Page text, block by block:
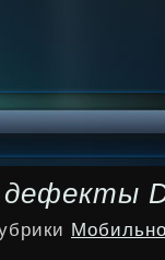
дефекты